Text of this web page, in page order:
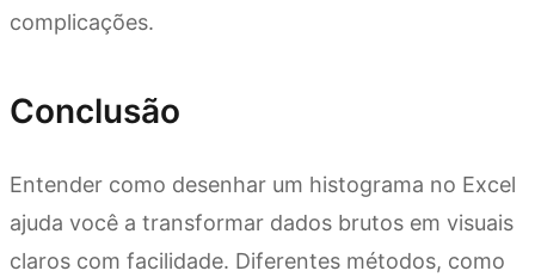
complicações.
Conclusão
Entender como desenhar um histograma no Excel
ajuda você a transformar dados brutos em visuais
claros com facilidade. Diferentes métodos, como